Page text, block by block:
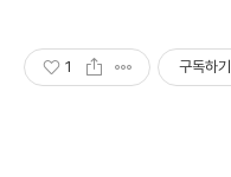
1 구독하기